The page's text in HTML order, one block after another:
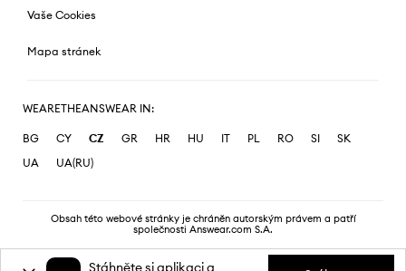
Vaše Cookies
Mapa stránek
WEARETHEANSWEAR IN:
BG CY CZ GR HR HU IT PL RO SI
SK
UA
UA(RU)
Obsah této webové stránky je chráněn autorským právem a patří
společnosti Answear.com S.A.
Stáhněte si aplikaci a